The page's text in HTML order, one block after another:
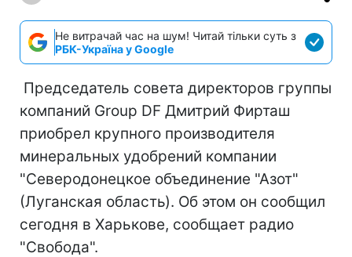
Не витрачай час на шум! Читай тільки суть з
РБК-Україна у Google
Председатель совета директоров группы
компаний Group DF Дмитрий Фирташ
приобрел крупного производителя
минеральных удобрений компании
"Северодонецкое объединение "Азот"
(Луганская область). Об этом он сообщил
сегодня в Харькове, сообщает радио
"Свобода".